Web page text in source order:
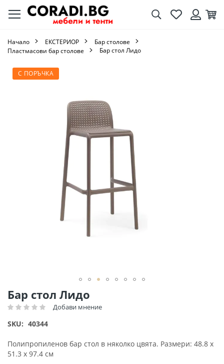
ТърсенеЛюбими
Начало ЕКСТЕРИОР
Бар столове
Пластмасови бар столове
Бар стол Лидо
Бар стол Лидо
Рейтинг: Добави мнение
SKU 40344
Полипропиленов бар стол в няколко цвята. Размери: 48.8 х
51.3 х 97.4 см
С ПОРЪЧКА
Преминете
към
Преминете
към
началото
на
със
снимки